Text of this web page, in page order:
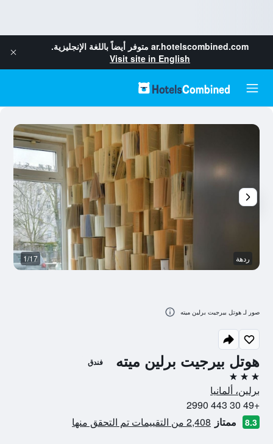
ar.hotelscombined.com متوفر أيضاً باللغة الإنجليزية.
Visit site in English
هوتل بيرجيت برلين ميته فندق
3 نجوم
برلين، ألمانيا
+49 30 443 2990
8.3 ممتاز 2,408 من التقييمات تم التحقق منها
ردهة 1/17
صور لـ هوتل بيرجيت برلين ميته